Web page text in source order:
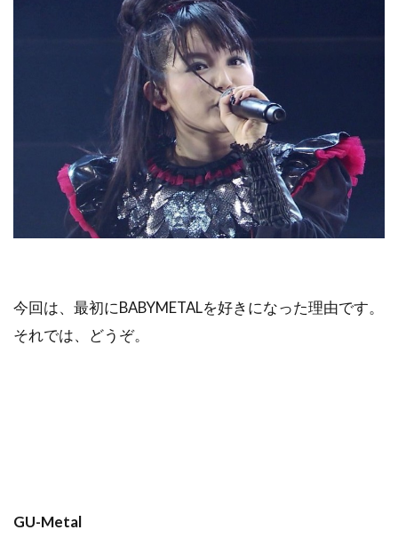
今回は、最初にBABYMETALを好きになった理由です。
それでは、どうぞ。
GU-Metal